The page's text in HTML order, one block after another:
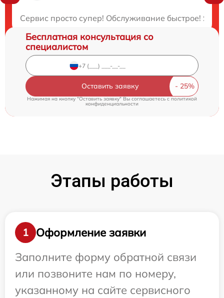
Сервис просто супер! Обслуживание быстрое! Я
Бесплатная консультация со
специалистом
Оставить заявку
Нажимая на кнопку "Оставить заявку" Вы соглашаетесь c политикой
конфиденциальности
Этапы работы
1
Оформление заявки
Заполните форму обратной связи
или позвоните нам по номеру,
указанному на сайте сервисного